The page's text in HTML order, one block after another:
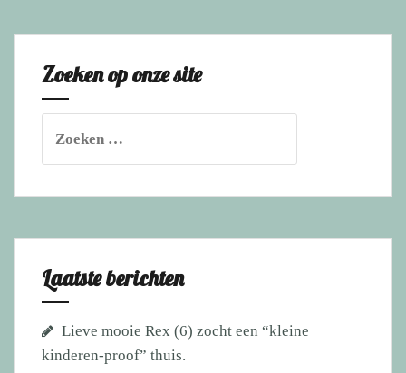
Bailey!
Zoeken op onze site
naar:
Laatste berichten
Lieve mooie Rex (6) zocht een “kleine
kinderen-proof” thuis.